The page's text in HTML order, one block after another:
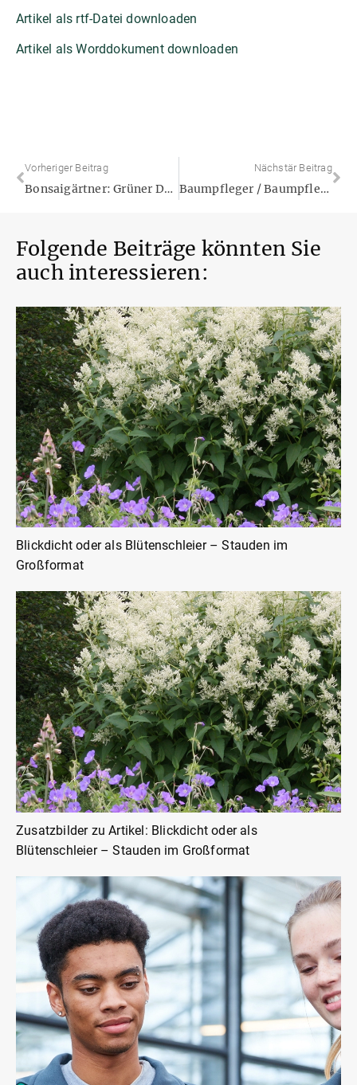
Artikel als rtf-Datei downloaden
Artikel als Worddokument downloaden
Vorheriger Beitrag
Bonsaigärtner: Grüner Daumen trifft Kunsthandwerk
Nächstär Beitrag
Baumpfleger / Baumpflegerin: Grüner Traumjob für Aktive
Folgende Beiträge könnten Sie
auch interessieren:
Blickdicht oder als Blütenschleier – Stauden im
Großformat
Zusatzbilder zu Artikel: Blickdicht oder als
Blütenschleier – Stauden im Großformat